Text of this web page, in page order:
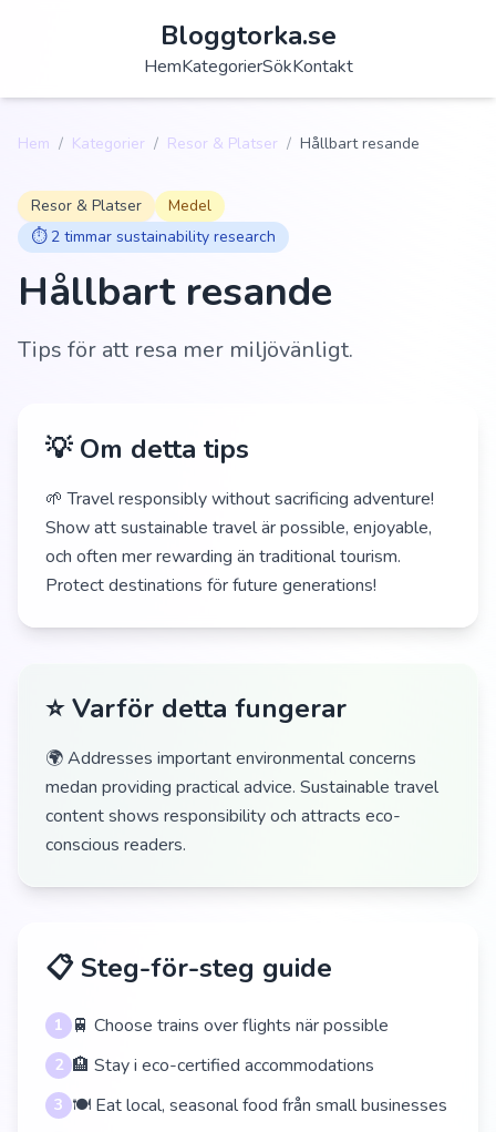
Bloggtorka.se
HemKategorierSökKontakt
Hem / Kategorier / Resor & Platser / Hållbart resande
Resor & Platser
Medel
⏱️ 2 timmar sustainability research
Hållbart resande
Tips för att resa mer miljövänligt.
💡 Om detta tips
🌱 Travel responsibly without sacrificing adventure!
Show att sustainable travel är possible, enjoyable,
och often mer rewarding än traditional tourism.
Protect destinations för future generations!
⭐ Varför detta fungerar
🌍 Addresses important environmental concerns
medan providing practical advice. Sustainable travel
content shows responsibility och attracts eco-
conscious readers.
📋 Steg-för-steg guide
1 🚆 Choose trains over flights när possible
2 🏨 Stay i eco-certified accommodations
3 🍽️ Eat local, seasonal food från small businesses